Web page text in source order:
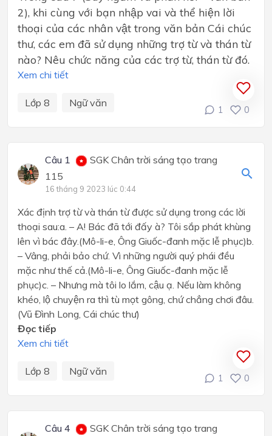
2), khi cùng với bạn nhập vai và thể hiện lời
thoại của các nhân vật trong văn bản Cái chúc
thư, các em đã sử dụng những trợ từ và thán từ
nào? Nêu chức năng của các trợ từ, thán từ đó.
Xem chi tiết
Lớp 8 Ngữ văn
1 0
Câu 1
SGK Chân trời sáng tạo trang
115
16 tháng 9 2023 lúc 0:44
Xác định trợ từ và thán từ được sử dụng trong các lời
thoại sau:a. – A! Bác đã tới đấy à? Tôi sắp phát khùng
lên vì bác đây.(Mô-li-e, Ông Giuốc-đanh mặc lễ phục)b.
– Vâng, phải bảo chứ. Vì những người quý phái đều
mặc như thế cả.(Mô-li-e, Ông Giuốc-đanh mặc lễ
phục)c. – Nhưng mà tôi lo lắm, cậu ạ. Nếu làm không
khéo, lộ chuyện ra thì tù mọt gông, chứ chẳng chơi đâu.
(Vũ Đình Long, Cái chúc thư)
Đọc tiếp
Xem chi tiết
Lớp 8 Ngữ văn
1 0
Câu 4
SGK Chân trời sáng tạo trang